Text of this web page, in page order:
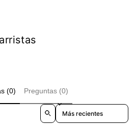
(0) Preguntas (0)
Sort reviews by